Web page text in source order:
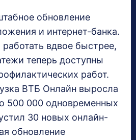
обновление
и интернет-банка.
вдвое быстрее,
теперь доступны
работ.
ВТБ Онлайн выросла
500 000 одновременных
30 новых онлайн-
обновление